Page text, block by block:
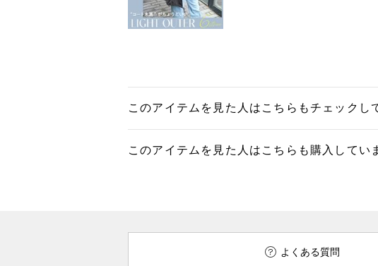
このアイテムを見た人はこちらもチェックし
このアイテムを見た人はこちらも購入してい
よくある質問